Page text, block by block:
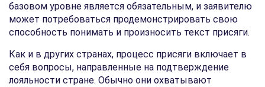
базовом уровне является обязательным, и заявителю
может потребоваться продемонстрировать свою
способность понимать и произносить текст присяги.
Как и в других странах, процесс присяги включает в
себя вопросы, направленные на подтверждение
лояльности стране. Обычно они охватывают